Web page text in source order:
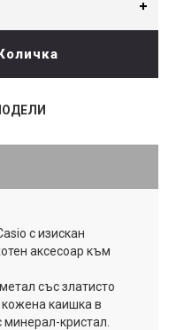
с изискан
аксесоар към
със златисто
каишка в
кристал.